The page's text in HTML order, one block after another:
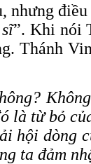
”. Khi nói
Thánh
là từ bỏ
hội
ta đảm